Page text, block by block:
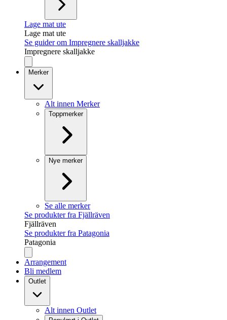
Lage mat ute
Lage mat ute
Se guider om Impregnere skalljakke
Impregnere skalljakke
Merker
Alt innen Merker
Toppmerker
Nye merker
Se alle merker
Se produkter fra Fjällräven
Fjällräven
Se produkter fra Patagonia
Patagonia
Arrangement
Bli medlem
Outlet
Alt innen Outlet